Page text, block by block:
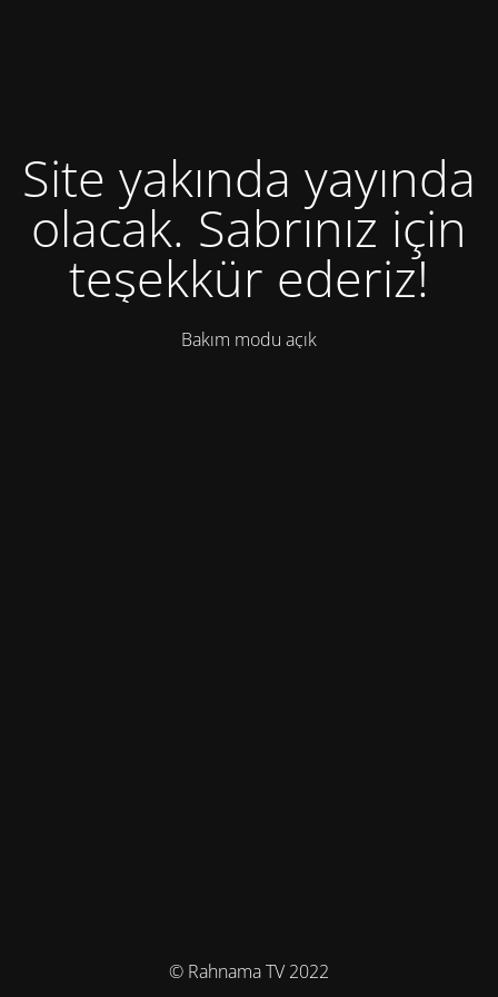
Site yakında yayında
olacak. Sabrınız için
teşekkür ederiz!
Bakım modu açık
© Rahnama TV 2022